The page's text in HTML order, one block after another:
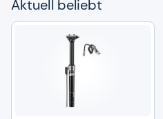
Aktu­ell beliebt